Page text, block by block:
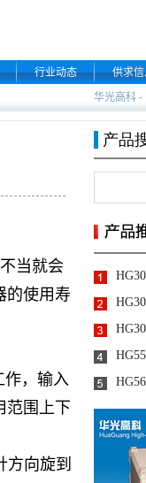
行业动态
供求
华光高科 -
当就会
的使用寿
作，输入
范围上下
方向旋到